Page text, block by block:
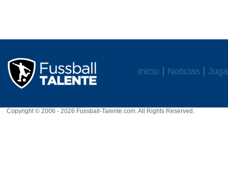
Inicio Noticias
Copyright © 2006 - 2026 Fussball-Talente.com. All Rights Reserved.